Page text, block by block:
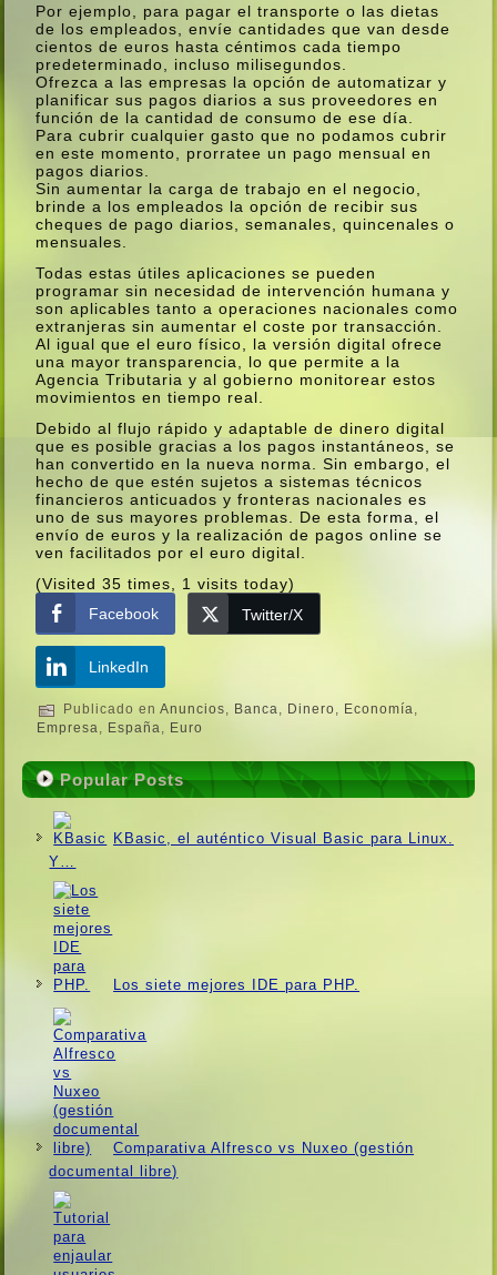
Por ejemplo, para pagar el transporte o las dietas
de los empleados, enví­e cantidades que van desde
cientos de euros hasta céntimos cada tiempo
predeterminado, incluso milisegundos.
Ofrezca a las empresas la opción de automatizar y
planificar sus pagos diarios a sus proveedores en
función de la cantidad de consumo de ese dí­a.
Para cubrir cualquier gasto que no podamos cubrir
en este momento, prorratee un pago mensual en
pagos diarios.
Sin aumentar la carga de trabajo en el negocio,
brinde a los empleados la opción de recibir sus
cheques de pago diarios, semanales, quincenales o
mensuales.
Todas estas útiles aplicaciones se pueden
programar sin necesidad de intervención humana y
son aplicables tanto a operaciones nacionales como
extranjeras sin aumentar el coste por transacción.
Al igual que el euro fí­sico, la versión digital ofrece
una mayor transparencia, lo que permite a la
Agencia Tributaria y al gobierno monitorear estos
movimientos en tiempo real.
Debido al flujo rápido y adaptable de dinero digital
que es posible gracias a los pagos instantáneos, se
han convertido en la nueva norma. Sin embargo, el
hecho de que estén sujetos a sistemas técnicos
financieros anticuados y fronteras nacionales es
uno de sus mayores problemas. De esta forma, el
enví­o de euros y la realización de pagos online se
ven facilitados por el euro digital.
(Visited 35 times, 1 visits today)
Facebook
Twitter/X
LinkedIn
Publicado en Anuncios, Banca, Dinero, Economí­a,
Empresa, España, Euro
Popular Posts
KBasic, el auténtico Visual Basic para Linux.
Y…
Los siete mejores IDE para PHP.
Comparativa Alfresco vs Nuxeo (gestión
documental libre)